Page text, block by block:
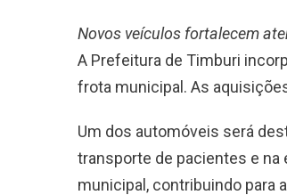
Novos veículos fortalecem
A Prefeitura de Timburi
frota municipal. As
Um dos automóveis será
transporte de pacientes e na
municipal, contribuindo para